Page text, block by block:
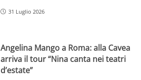
31 Luglio 2026
Angelina Mango a Roma: alla Cavea
arriva il tour “Nina canta nei teatri
d’estate”